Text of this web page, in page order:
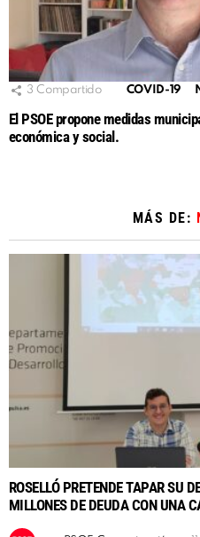
3 Compartido COVID-19
El PSOE propone medidas
económica y social.
MÁS DE:
ROSELLÓ PRETENDE TAPAR SU
MILLONES DE DEUDA CON UNA